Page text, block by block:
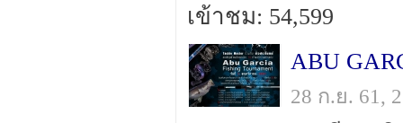
เข้าชม: 54,599
ABU
28 ก.ย. 61,